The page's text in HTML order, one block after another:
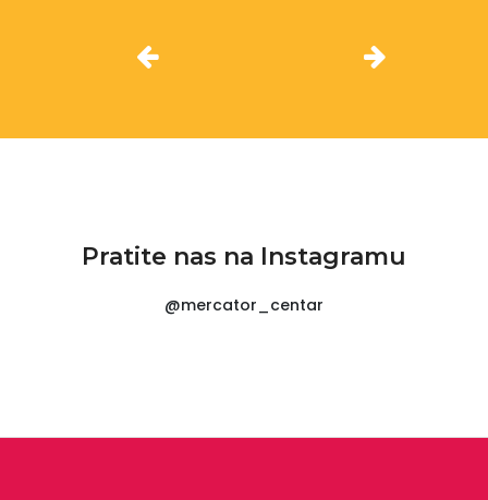
Pratite nas na Instagramu
@mercator_centar